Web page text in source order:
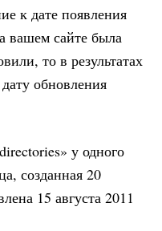
к дате появления
вашем сайте была
то в результатах
обновления
у одного
созданная 20
15 августа 2011